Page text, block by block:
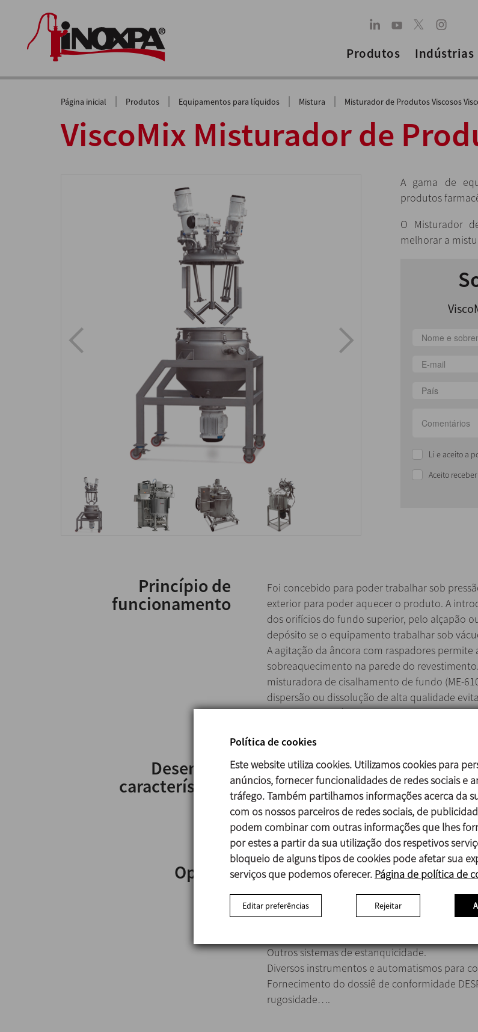
Produtos Indústrias
Página inicial | Produtos | Equipamentos para líquidos | Mistura | Misturador de Produtos Viscosos
ViscoMix Misturador de
A gama de
produtos
O Misturador
melhorar a
País
Li e aceito a
Aceito
Princípio de
funcionamento
Foi concebido para poder trabalhar sob
exterior para poder aquecer o produto. A
dos orifícios do fundo superior, pelo alçapão
depósito se o equipamento trabalhar sob
A agitação da âncora com raspadores
sobreaquecimento na parede do
misturadora de cisalhamento de fundo (ME-
dispersão ou dissolução de alta qualidade
A velocidade da âncora e a temperatura são
Desenho e
características
São compostos por um depósito com
as peças em contacto com o produto,
um agitador vertical de âncora com
um fecho simples de trabalho a seco (Gama
Opções
Possibilidade de esterilização com vapor.
Visor com luz e torneira para retirar amostras.
Fundo superior que pode ser erguido por um
Outros sistemas de estanquicidade.
Diversos instrumentos e automatismos para
Fornecimento do dossiê de conformidade
rugosidade….
Política de cookies
Este website utiliza cookies. Utilizamos cookies para
anúncios, fornecer funcionalidades de redes sociais e
tráfego. Também partilhamos informações acerca da
com os nossos parceiros de redes sociais, de
podem combinar com outras informações que lhes
por estes a partir da sua utilização dos respetivos
bloqueio de alguns tipos de cookies pode afetar sua
serviços que podemos oferecer. Página de política de
Editar preferências Rejeitar